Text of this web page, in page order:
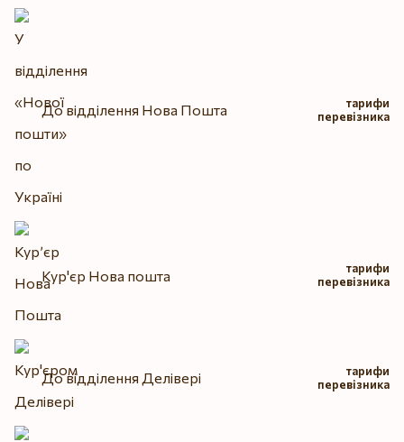
До відділення Нова Пошта
тарифи
перевізника
Кур'єр Нова пошта
тарифи
перевізника
До відділення Делівері
тарифи
перевізника